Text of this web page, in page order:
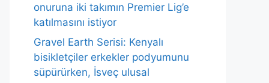
onuruna iki takımın Premier Lig’e
katılmasını istiyor
Gravel Earth Serisi: Kenyalı
bisikletçiler erkekler podyumunu
süpürürken, İsveç ulusal